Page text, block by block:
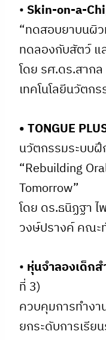
• Skin-on-a-
“ทดสอบยาบนผิ
ทดลองกับสัตว์ แ
โดย รศ.ดร.สาก
เทคโนโลยีนวัตก
• TONGUE
นวัตกรรมระบบ
“Rebuilding
Tomorrow”
โดย ดร.ธนิฏฐา
วงษ์ปรางค์ คณ
• หุ่นจำลองเด็ก
ที่ 3)
ควบคุมการทำงา
ยกระดับการเรีย